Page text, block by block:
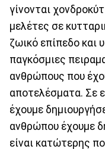
γίνονται
μελέτες σε
ζωικό επίπεδο και
παγκόσμιες
ανθρώπους που
αποτελέσματα. Σε
έχουμε
ανθρώπου έχουμε
είναι κατώτερης